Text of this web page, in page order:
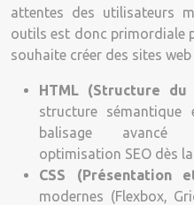
attentes des utilisateurs
outils est donc primordiale
souhaite créer des sites
HTML (Structure du
structure sémantique
balisage avancé
optimisation SEO dès
CSS (Présentation
modernes (Flexbox,